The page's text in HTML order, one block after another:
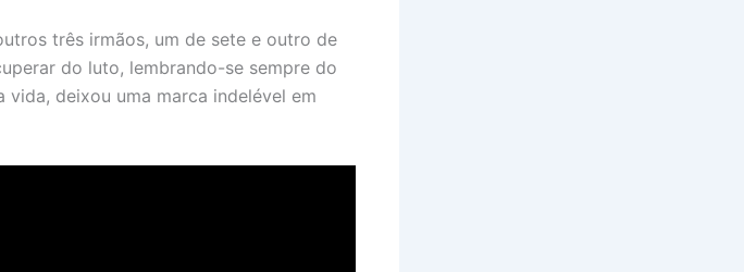
três irmãos, um de sete e outro de
do luto, lembrando-se sempre do
vida, deixou uma marca indelével em